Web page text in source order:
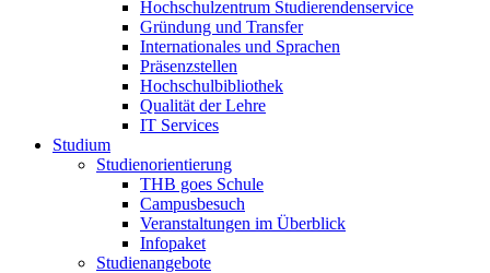
Hochschulzentrum Studierendenservice
Gründung und Transfer
Internationales und Sprachen
Präsenzstellen
Hochschulbibliothek
Qualität der Lehre
IT Services
Studium
Studienorientierung
THB goes Schule
Campusbesuch
Veranstaltungen im Überblick
Infopaket
Studienangebote